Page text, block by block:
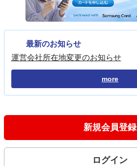
最新のお知らせ
運営会社所在地変更のお知らせ
more
新規会員登録
ログイン